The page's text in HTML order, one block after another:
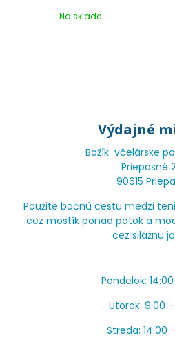
Na sklade
Výdajné
Božík včelárske
Priepasné
90615
Použite bočnú cestu medzi
cez mostík ponad potok a
cez silážnu
Pondelok:
Utorok: 9:00 -
Streda: 14:00